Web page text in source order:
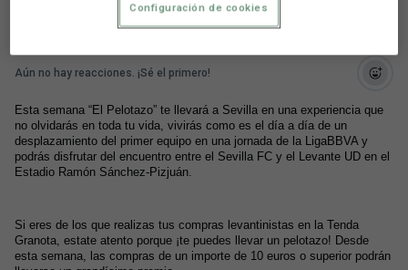
Aún no hay reacciones. ¡Sé el primero!
Esta semana “El Pelotazo” te llevará a Sevilla en una experiencia que
no olvidarás en toda tu vida, vivirás como es el día a día de un
desplazamiento del primer equipo en una jornada de la LigaBBVA y
podrás disfrutar del encuentro entre el Sevilla FC y el Levante UD en el
Estadio Ramón Sánchez-Pizjuán.
Si eres de los que realizas tus compras levantinistas en la Tenda
Granota, estate atento porque ¡te puedes llevar un pelotazo! Desde
esta semana, las compras de un importe de 10 euros o superior podrán
Configuración de cookies